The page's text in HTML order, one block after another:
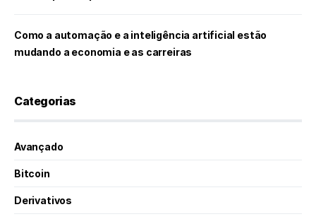
Como a automação e a inteligência artificial estão
mudando a economia e as carreiras
Categorias
Avançado
Bitcoin
Derivativos